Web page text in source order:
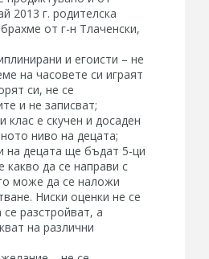
2013 г. родителска
от г-н Тлаченски,
и егоисти – не
на часовете си играят
си, не се
и не записват;
е скучен и досаден
ниво на децата;
на децата ще бъдат 5-ци
какво да се направи с
може да се наложи
Ниски оценки не се
разстройват, а
на различни